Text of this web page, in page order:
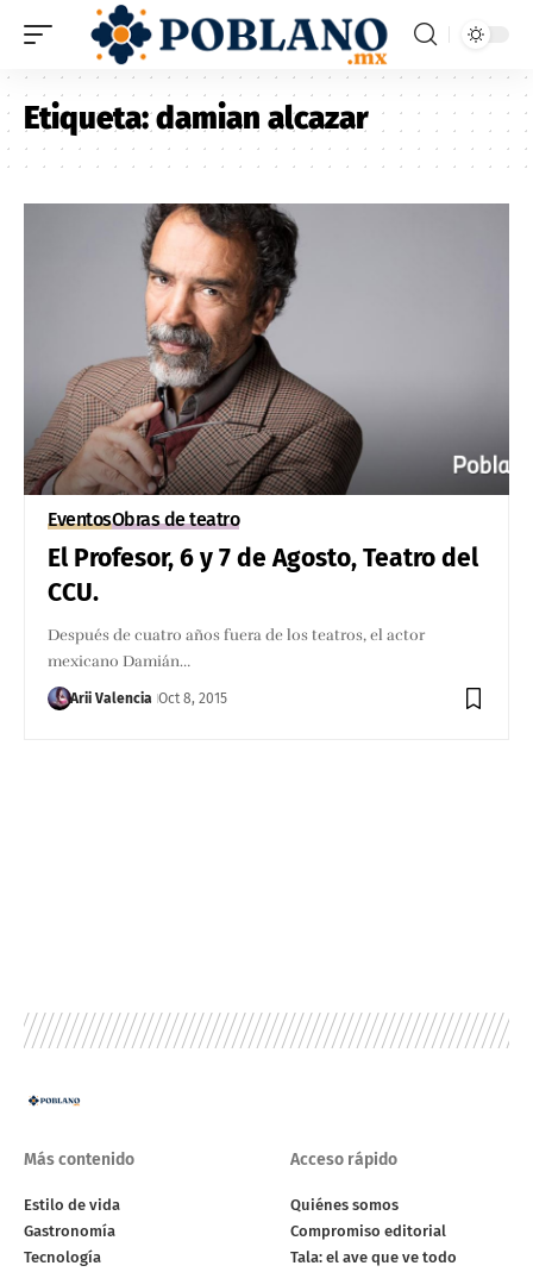
Etiqueta:damian alcazar
EventosObras de teatro
El Profesor, 6 y 7 de Agosto, Teatro del
CCU.
Después de cuatro años fuera de los teatros, el actor
mexicano Damián…
Arii Valencia Oct 8, 2015
Más contenido
Estilo de vida
Gastronomía
Tecnología
Acceso rápido
Quiénes somos
Compromiso editorial
Tala: el ave que ve todo